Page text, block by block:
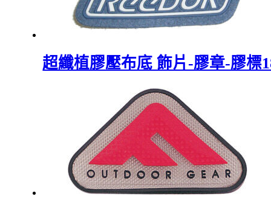
超纖植膠壓布底 飾片-膠章-膠標